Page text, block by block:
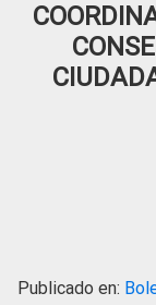
Publicado en: